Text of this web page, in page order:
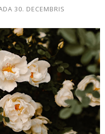
30. DECEMBRIS